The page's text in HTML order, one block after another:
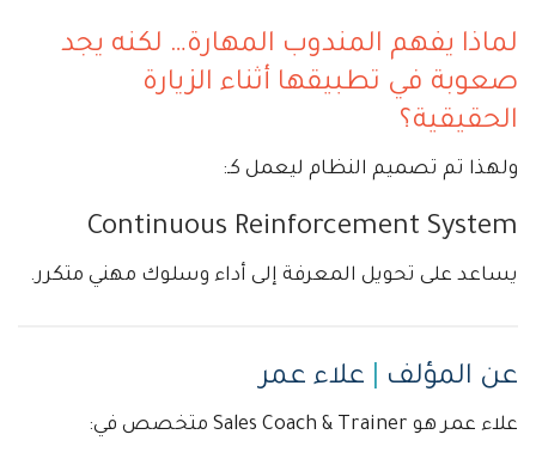
لماذا يفهم المندوب المهارة… لكنه يجد
صعوبة في تطبيقها أثناء الزيارة
الحقيقية؟
ولهذا تم تصميم النظام ليعمل كـ:
Continuous Reinforcement System
يساعد على تحويل المعرفة إلى أداء وسلوك مهني متكرر.
عن المؤلف علاء عمر
علاء عمر هو Sales Coach & Trainer متخصص في: